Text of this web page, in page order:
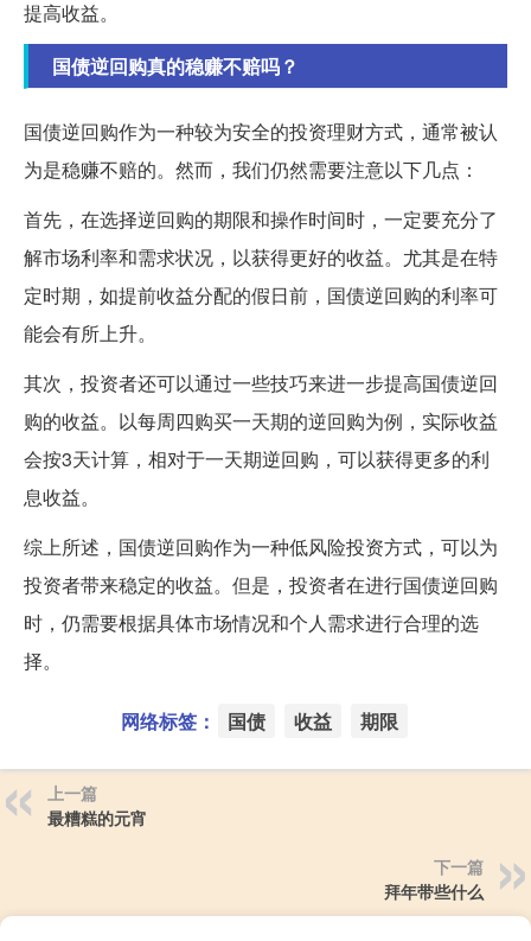
提高收益。
国债逆回购真的稳赚不赔吗？
国债逆回购作为一种较为安全的投资理财方式，通常被认
为是稳赚不赔的。然而，我们仍然需要注意以下几点：
首先，在选择逆回购的期限和操作时间时，一定要充分了
解市场利率和需求状况，以获得更好的收益。尤其是在特
定时期，如提前收益分配的假日前，国债逆回购的利率可
能会有所上升。
其次，投资者还可以通过一些技巧来进一步提高国债逆回
购的收益。以每周四购买一天期的逆回购为例，实际收益
会按3天计算，相对于一天期逆回购，可以获得更多的利
息收益。
综上所述，国债逆回购作为一种低风险投资方式，可以为
投资者带来稳定的收益。但是，投资者在进行国债逆回购
时，仍需要根据具体市场情况和个人需求进行合理的选
择。
网络标签： 国债 收益 期限
上一篇
最糟糕的元宵
下一篇
拜年带些什么